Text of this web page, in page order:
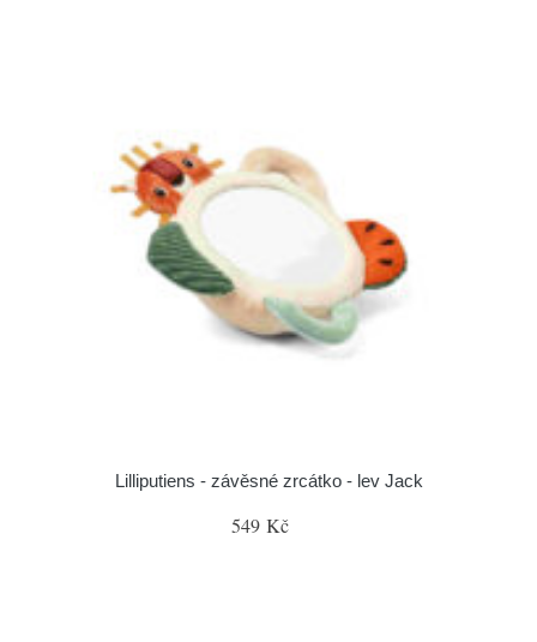
Lilliputiens - závěsné zrcátko - lev Jack
549 Kč